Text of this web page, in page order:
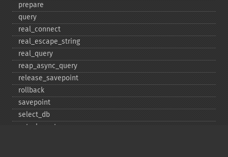
prepare
query
real_​connect
real_​escape_​string
real_​query
reap_​async_​query
release_​savepoint
rollback
savepoint
select_​db
set_​charset